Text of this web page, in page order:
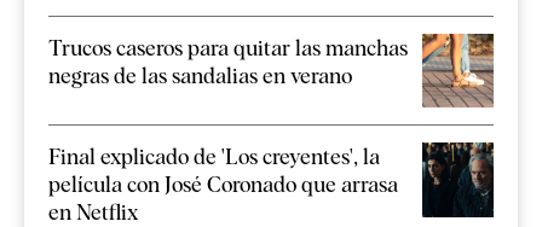
Trucos caseros para quitar las manchas
negras de las sandalias en verano
Final explicado de 'Los creyentes', la
película con José Coronado que arrasa
en Netflix